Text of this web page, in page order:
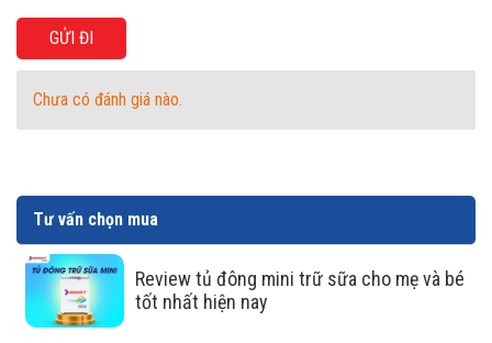
Cửa kính với công nghệ Low-E
hiện đại phù hợp trong việc bảo
Chưa có đánh giá nào.
Tư vấn chọn mua
Review tủ đông mini trữ sữa cho mẹ và bé
tốt nhất hiện nay